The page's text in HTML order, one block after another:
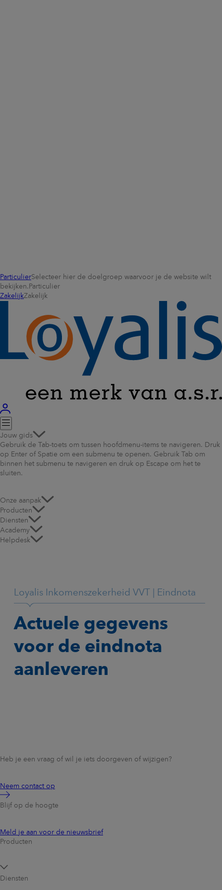
ParticulierSelecteer hier de doelgroep waarvoor je de website wilt
bekijken. Particulier
ZakelijkZakelijk
Jouw gids
Gebruik de Tab-toets om tussen hoofdmenu-items te navigeren. Druk
op Enter of Spatie om een submenu te openen. Gebruik Tab om
binnen het submenu te navigeren en druk op Escape om het te
sluiten.
Onze aanpak
Producten
Diensten
Academy
Helpdesk
Loyalis Inkomenszekerheid VVT | Eindnota
Actuele gegevens
voor de eindnota
aanleveren
Heb je een vraag of wil je iets doorgeven of wijzigen?
Neem contact op
Blijf op de hoogte
Meld je aan voor de nieuwsbrief
Producten
Diensten